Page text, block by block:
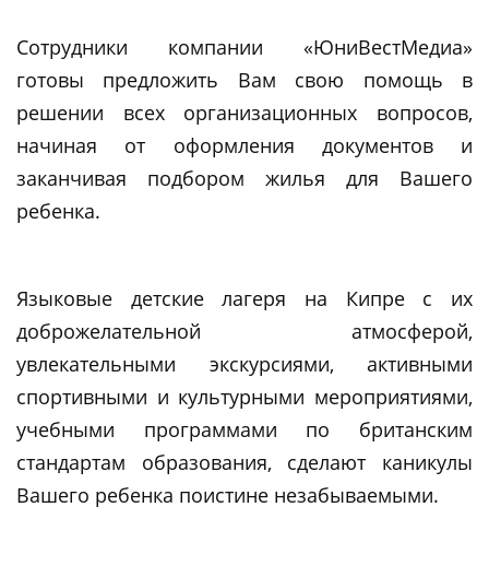
Сотрудники компании «ЮниВестМедиа»
готовы предложить Вам свою помощь в
решении всех организационных вопросов,
начиная от оформления документов и
заканчивая подбором жилья для Вашего
ребенка.
Языковые детские лагеря на Кипре с их
доброжелательной атмосферой,
увлекательными экскурсиями, активными
спортивными и культурными мероприятиями,
учебными программами по британским
стандартам образования, сделают каникулы
Вашего ребенка поистине незабываемыми.